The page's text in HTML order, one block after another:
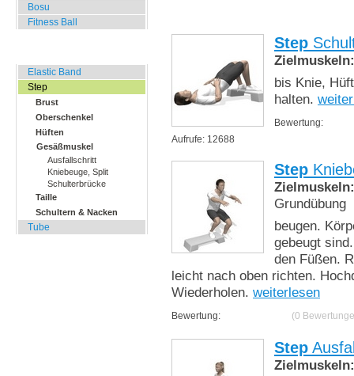
Bosu
Fitness Ball
Elastic Band
Step
Brust
Oberschenkel
Hüften
Gesäßmuskel
Ausfallschritt
Kniebeuge, Split
Schulterbrücke
Taille
Schultern & Nacken
Tube
Step
Zielmuskeln:
bis Knie,
halten.
Bewertung:
Aufrufe: 12688
Step
Zielmuskeln:
Grundübung
beugen.
gebeugt
den Füßen.
leicht nach oben richten.
Wiederholen. weiterlesen
Bewertung: (0
Step
Zielmuskeln: